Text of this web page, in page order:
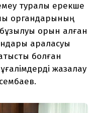
туралы ерекше
органдарының
орын алған
араласуы
болған
жазалау